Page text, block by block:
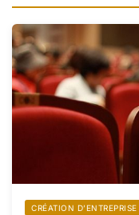
CRÉATION D’ENTREPRISE